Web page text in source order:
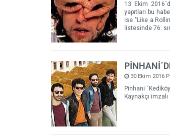
13 Ekim
yapıtları bu
ise "Like a
listesinde 76.
30 Ekim 2016
Pinhani
Kaynakçı